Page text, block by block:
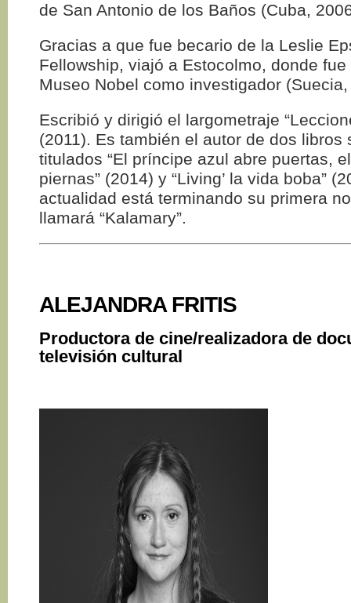
de San Antonio de los Baños (Cuba,
Gracias a que fue becario de la Leslie
Fellowship, viajó a Estocolmo, donde
Museo Nobel como investigador
Escribió y dirigió el largometraje
(2011). Es también el autor de dos libros
titulados “El príncipe azul abre puertas,
piernas” (2014) y “Living’ la vida boba”
actualidad está terminando su primera
llamará “Kalamary”.
ALEJANDRA FRITIS
Productora de cine/realizadora de
televisión cultural